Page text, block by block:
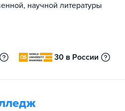
научной литературы
30 в России